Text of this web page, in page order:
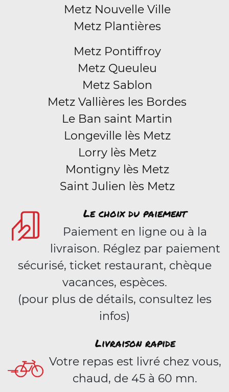
Metz Nouvelle Ville
Metz Plantières
Metz Pontiffroy
Metz Queuleu
Metz Sablon
Metz Vallières les Bordes
Le Ban saint Martin
Longeville lès Metz
Lorry lès Metz
Montigny lès Metz
Saint Julien lès Metz
Le choix du paiement
Paiement en ligne ou à la
livraison. Réglez par paiement
sécurisé, ticket restaurant, chèque
vacances, espèces.
(pour plus de détails, consultez les
infos)
Livraison rapide
Votre repas est livré chez vous,
chaud, de 45 à 60 mn.